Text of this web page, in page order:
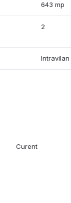
643 mp
2
Intravilan
Curent